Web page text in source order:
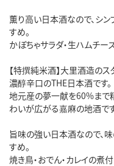
薫り高い日本酒なので、シ
すめ。
かぼちゃサラダ・生ハムチー
【特撰純米酒】大里酒造のス
濃醇辛口のTHE日本酒です。
地元産の夢一献を60%まで
わいが広がる嘉麻の地酒です
旨味の強い日本酒なので、
すめ。
焼き鳥・おでん・カレイの煮